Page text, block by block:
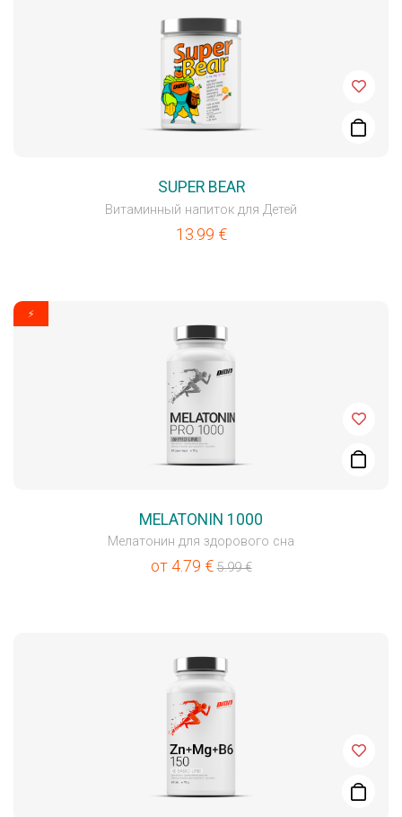
SUPER BEAR
Витаминный напиток для Детей
13.99 €
⚡
MELATONIN 1000
Мелатонин для здорового сна
от 4.79 €5.99€